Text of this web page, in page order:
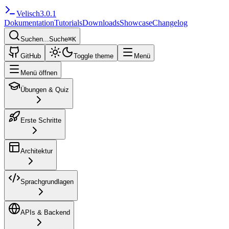
Velisch3.0.1
DokumentationTutorialsDownloadsShowcaseChangelog
Suchen...Suche⌘K
GitHub Toggle theme Menü
Menü öffnen
Übungen & Quiz
Erste Schritte
Architektur
Sprachgrundlagen
APIs & Backend